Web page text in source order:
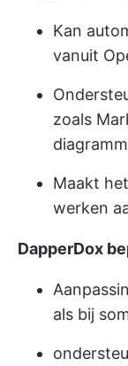
Kan
vanuit
zoals
Maakt
werken
DapperDox
als bij